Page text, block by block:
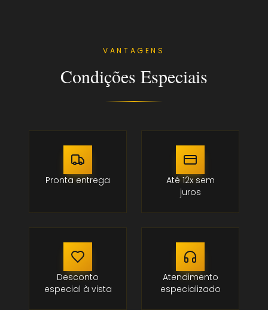
VANTAGENS
Condições Especiais
Pronta entrega
Até 12x sem
juros
Desconto
especial à vista
Atendimento
especializado